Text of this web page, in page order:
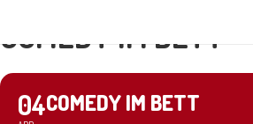
COMEDY IM BETT
04COMEDY IM BETT